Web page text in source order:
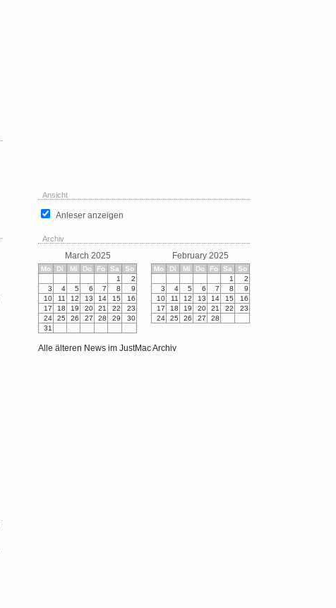
Ansicht
Anleser anzeigen
Archiv
March 2025
Mo Di Mi Do Fo Sa
So
1
2
3
4 5 6 7 8
9
10
11 12 13 14 15
16
17
18 19 20 21 22
23
24
25 26 27 28 29
30
31
February 2025
Mo Di Mi Do Fo Sa
So
1
2
3
4 5 6 7 8
9
10
11 12 13 14 15
16
17
18 19 20 21 22
23
24
25 26 27 28
Alle älteren News im JustMac Archiv